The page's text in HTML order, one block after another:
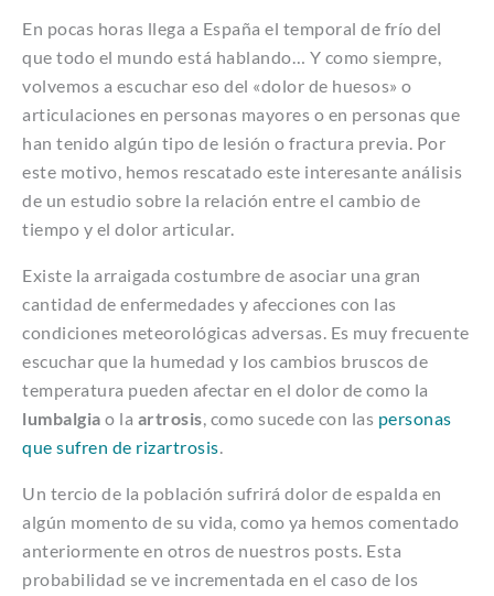
En pocas horas llega a España el temporal de frío del
que todo el mundo está hablando… Y como siempre,
volvemos a escuchar eso del «dolor de huesos» o
articulaciones en personas mayores o en personas que
han tenido algún tipo de lesión o fractura previa. Por
este motivo, hemos rescatado este interesante análisis
de un estudio sobre la relación entre el cambio de
tiempo y el dolor articular.
Existe la arraigada costumbre de asociar una gran
cantidad de enfermedades y afecciones con las
condiciones meteorológicas adversas. Es muy frecuente
escuchar que la humedad y los cambios bruscos de
temperatura pueden afectar en el dolor de como la
lumbalgia o la artrosis, como sucede con las personas
que sufren de rizartrosis.
Un tercio de la población sufrirá dolor de espalda en
algún momento de su vida, como ya hemos comentado
anteriormente en otros de nuestros posts. Esta
probabilidad se ve incrementada en el caso de los